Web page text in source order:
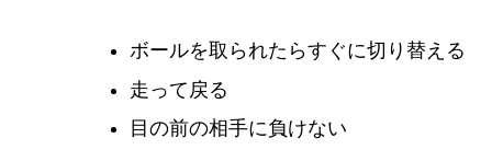
ボールを取られたらすぐに切り替える
走って戻る
目の前の相手に負けない